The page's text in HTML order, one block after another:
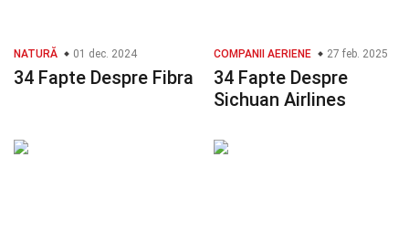
NATURĂ 01 dec. 2024
34 Fapte Despre Fibra
COMPANII AERIENE 27 feb. 2025
34 Fapte Despre
Sichuan Airlines